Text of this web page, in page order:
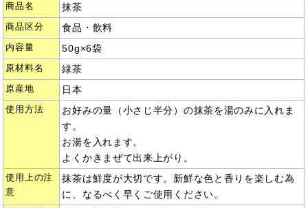
商品名 抹茶
商品区分 食品・飲料
内容量 50g×6袋
原材料名 緑茶
原産地 日本
使用方法
お好みの量（小さじ半分）の抹茶を湯のみに入れま
す。
お湯を入れます。
よくかきまぜて出来上がり。
使用上の注
意
抹茶は鮮度が大切です。新鮮な色と香りを楽しむ為
に、なるべく早くご使用ください。